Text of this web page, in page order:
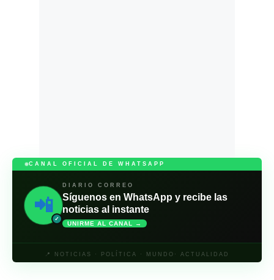
CANAL OFICIAL DE WHATSAPP
📲
✓
DIARIO CORREO
Síguenos en WhatsApp y recibe las
noticias al instante
UNIRME AL CANAL →
📍 NOTICIAS · POLÍTICA · MUNDO· ACTUALIDAD